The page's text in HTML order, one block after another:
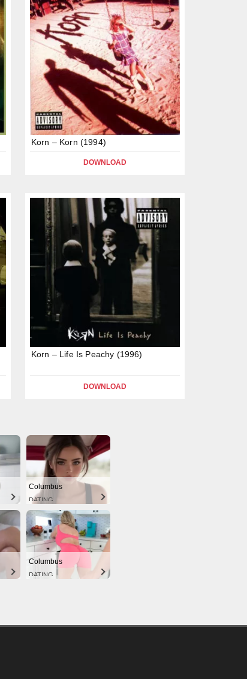
Korn – Korn (1994)
DOWNLOAD
Korn – Life Is Peachy (1996)
DOWNLOAD
Columbus
DATING
Columbus
DATING